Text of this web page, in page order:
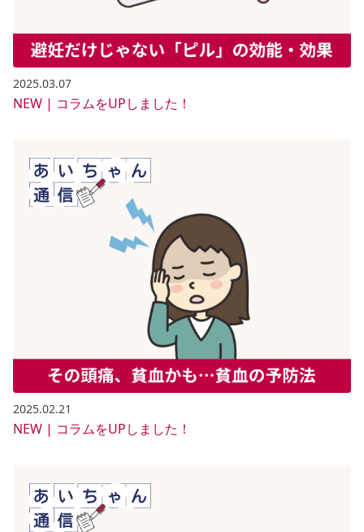
2025.03.07
NEW | コラムをUPしました！
2025.02.21
NEW | コラムをUPしました！